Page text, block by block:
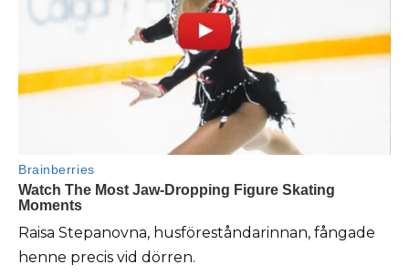
Raisa Stepanovna, husföreståndarinnan, fångade
henne precis vid dörren.